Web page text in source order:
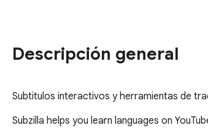
Descripción general
Subtitulos interactivos y herramientas de
Subzilla helps you learn languages on